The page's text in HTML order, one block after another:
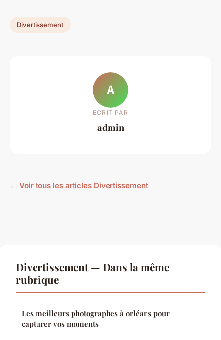
Divertissement
A
ECRIT PAR
admin
← Voir tous les articles Divertissement
Divertissement — Dans la même
rubrique
Les meilleurs photographes à orléans pour
capturer vos moments